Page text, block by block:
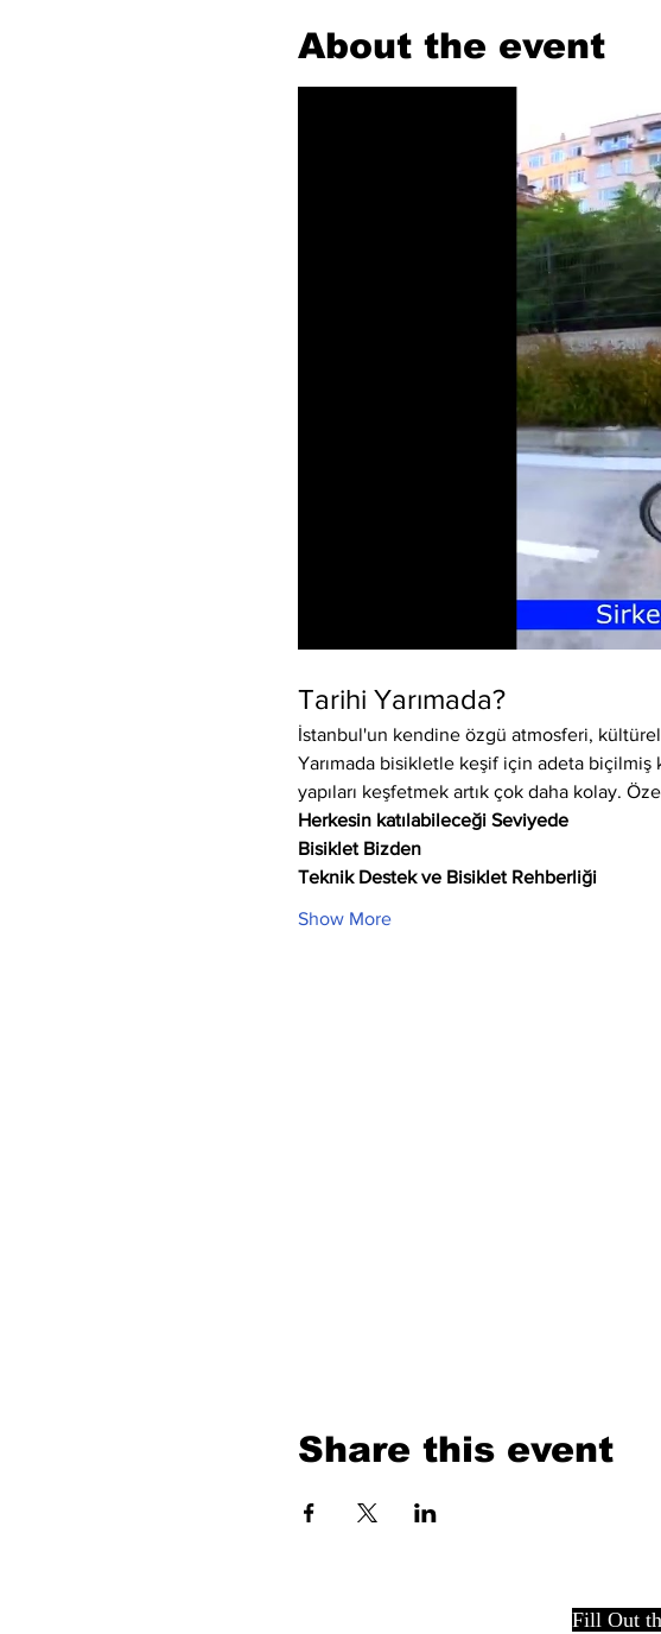
About the event
Tarihi Yarımada?
İstanbul'un kendine özgü atmosferi,
Yarımada bisikletle keşif için adeta
yapıları keşfetmek artık çok daha kolay.
Herkesin katılabileceği Seviyede
Bisiklet Bizden
Teknik Destek ve Bisiklet Rehberliği
Show More
Share this event
Fill Out